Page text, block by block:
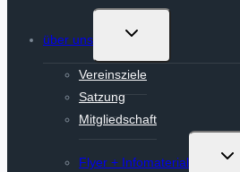
über uns
Untermenü
Vereinsziele
Satzung
Mitgliedschaft
Flyer + Infomaterial